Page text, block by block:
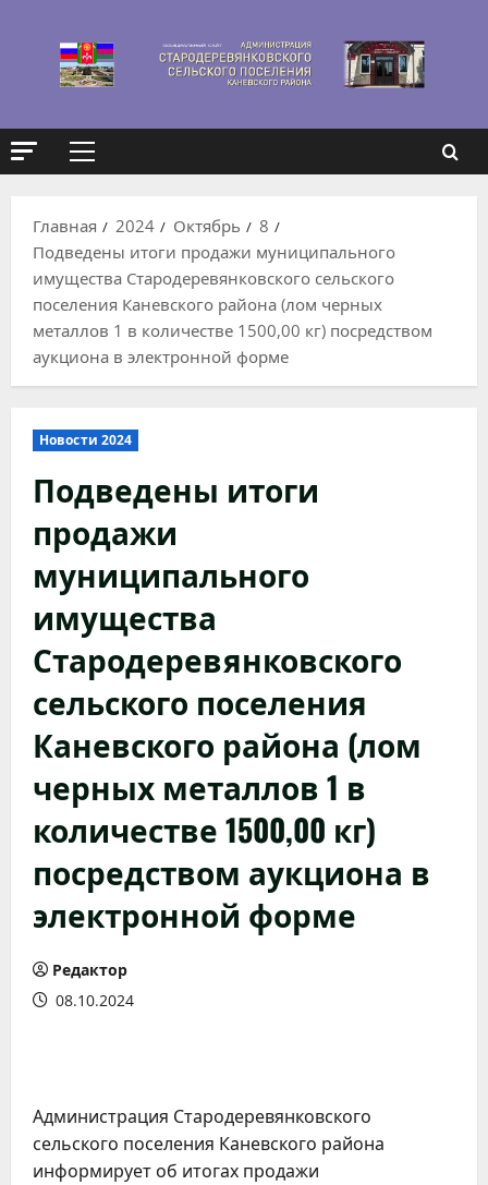
содержимому
Основное
Главная
2024 Октябрь
8
Подведены итоги продажи муниципального
имущества Стародеревянковского сельского
поселения Каневского района (лом черных
металлов 1 в количестве 1500,00 кг) посредством
аукциона в электронной форме
Новости 2024
Подведены итоги
продажи
муниципального
имущества
Стародеревянковского
сельского поселения
Каневского района (лом
черных металлов 1 в
количестве 1500,00 кг)
посредством аукциона в
электронной форме
Редактор
08.10.2024
Администрация Стародеревянковского
сельского поселения Каневского района
информирует об итогах продажи